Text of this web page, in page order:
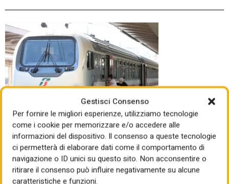
Gestisci Consenso
Per fornire le migliori esperienze, utilizziamo tecnologie
come i cookie per memorizzare e/o accedere alle
informazioni del dispositivo. Il consenso a queste tecnologie
ci permetterà di elaborare dati come il comportamento di
navigazione o ID unici su questo sito. Non acconsentire o
ritirare il consenso può influire negativamente su alcune
caratteristiche e funzioni.
DOPO CINQUE GIORNI DI BRACCIO DI FERRO ALLA
CAMERA
La commissione europea piega